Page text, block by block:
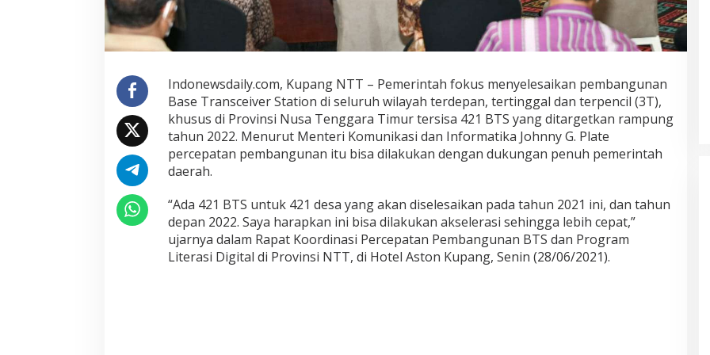
o
m
i
o
M
i
n
t
u
k
u
n
g
Indonewsdaily.com, Kupang NTT – Pemerintah fokus menyelesaikan pembangunan
Base Transceiver Station di seluruh wilayah terdepan, tertinggal dan terpencil (3T),
khusus di Provinsi Nusa Tenggara Timur tersisa 421 BTS yang ditargetkan rampung
tahun 2022. Menurut Menteri Komunikasi dan Informatika Johnny G. Plate
percepatan pembangunan itu bisa dilakukan dengan dukungan penuh pemerintah
daerah.
“Ada 421 BTS untuk 421 desa yang akan diselesaikan pada tahun 2021 ini, dan tahun
depan 2022. Saya harapkan ini bisa dilakukan akselerasi sehingga lebih cepat,”
ujarnya dalam Rapat Koordinasi Percepatan Pembangunan BTS dan Program
Literasi Digital di Provinsi NTT, di Hotel Aston Kupang, Senin (28/06/2021).
Akademisi UNJ Kenalkan AI
sebagai Reflective Feedback Tool
untuk Guru SD Kota Depok